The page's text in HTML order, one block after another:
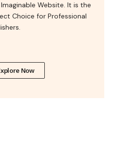
Website. It is the
Choice for Professional
Now